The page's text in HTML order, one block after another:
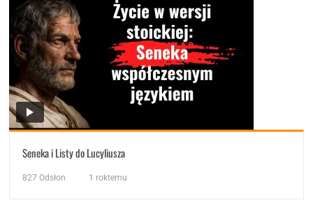
Seneka i Listy do Lucyliusza
827 Odsłon 1 roktemu